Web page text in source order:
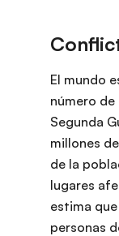
El mundo
número
Segunda
millones
de la
lugares
estima
personas